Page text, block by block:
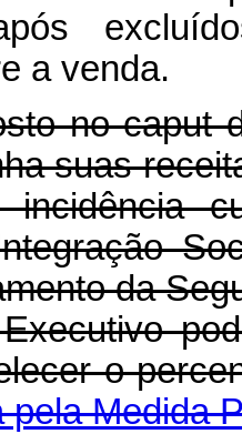
a venda.
no caput
suas
da
o
Medida